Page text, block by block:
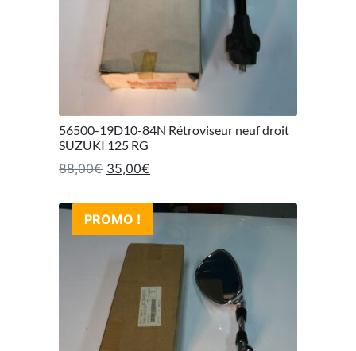
56500-19D10-84N Rétroviseur neuf droit
SUZUKI 125 RG
88,00€ Le prix initial était : 88,00€.
35,00€
PROMO !